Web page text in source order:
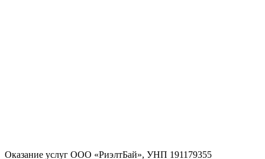
Оказание услуг ООО «РиэлтБай», УНП 191179355